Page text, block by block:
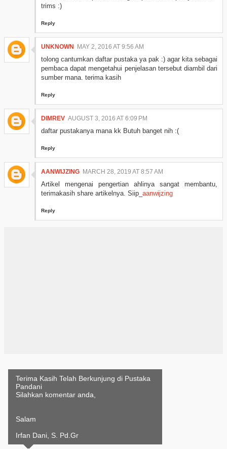
trims :)
Reply
UNKNOWN MAY 2, 2016 AT 9:56 AM
tolong cantumkan daftar pustaka ya pak :) agar kita sebagai
pembaca dapat mengetahui penjelasan tersebut diambil dari
sumber mana. terima kasih
Reply
DIMREV AUGUST 3, 2016 AT 6:09 PM
daftar pustakanya mana kk Butuh banget nih :(
Reply
AANWIJZING MARCH 28, 2019 AT 8:57 AM
Artikel mengenai pengertian ahlinya sangat membantu,
terimakasih share artikelnya. Siip_ aanwijzing
Reply
Terima Kasih Telah Berkunjung di Pustaka
Pandani
Silahkan komentar anda,
Salam
Irfan Dani, S. Pd.Gr